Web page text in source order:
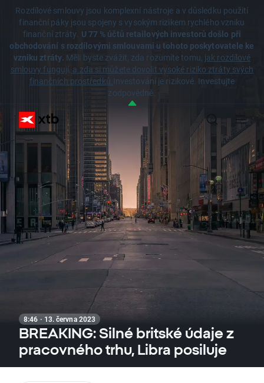
Rozdílové smlouvy jsou komplexní nástroje a v důsledku použití
finanční páky jsou spojeny s vysokým rizikem rychlého vzniku
finanční ztráty. U 77 % účtů retailových investorů došlo při
obchodování s rozdílovými smlouvami u tohoto poskytovatele ke
vzniku ztráty. Měli byste zvážit, zda rozumíte tomu, jak rozdílové
smlouvy fungují, a zda si můžete dovolit vysoké riziko ztráty svých
finančních prostředků.Investování je rizikové. Investujte
zodpovědně.
8:46 · 13. června 2023
BREAKING: Silné britské údaje z
pracovného trhu, Libra posiluje